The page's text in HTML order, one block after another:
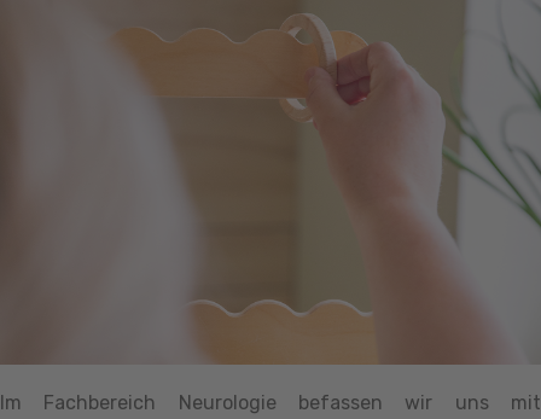
Im Fachbereich Neurologie befassen wir uns mit